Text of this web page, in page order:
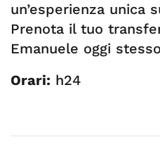
un’esperienza unica
Prenota il tuo
Emanuele oggi
Orari: h24